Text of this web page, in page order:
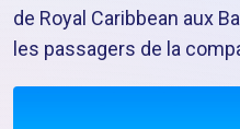
de Royal Caribbean aux
les passagers de la